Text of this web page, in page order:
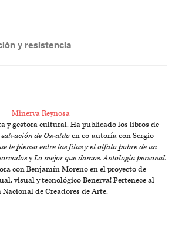
y resistencia
Minerva Reynosa
y gestora cultural. Ha publicado los libros de
de Osvaldoen co-autoría con Sergio
te pienso entre las filas y el olfato pobre de un
yLo mejor que damos. Antología personal.
con Benjamín Moreno en el proyecto de
visual y tecnológico Benerva! Pertenece al
Nacional de Creadores de Arte.